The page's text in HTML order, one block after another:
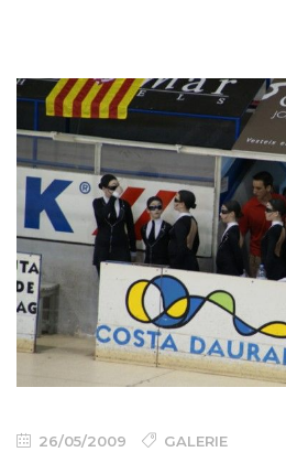
26/05/2009 GALERIE